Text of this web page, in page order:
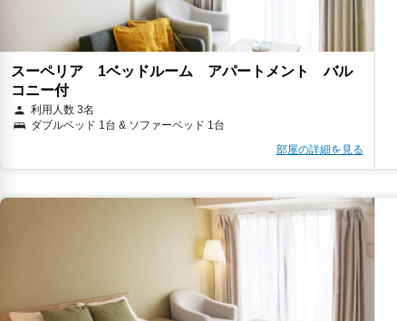
スーペリア 1ベッドルーム アパートメント バル
コニー付
利用人数 3名
ダブルベッド 1台 & ソファーベッド 1台
部屋の詳細を見る